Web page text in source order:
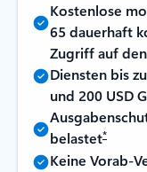
Kostenlose
65 dauerhaft
Zugriff auf
Diensten bis
und 200 USD
belastet*
Keine Vorab-